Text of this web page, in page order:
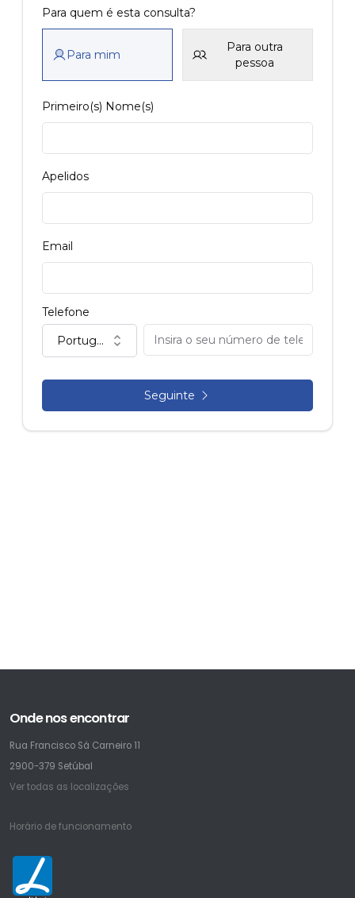
Onde nos encontrar
Rua Francisco Sá Carneiro 11
2900-379 Setúbal
Ver todas as localizações
Horário de funcionamento